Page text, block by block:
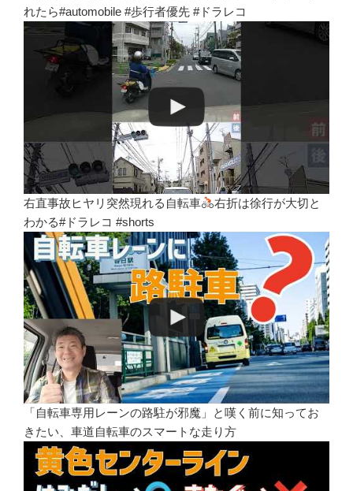
れたら#automobile #歩行者優先 #ドラレコ
右直事故ヒヤリ突然現れる自転車
右折は徐行が大切と
わかる#ドラレコ #shorts
「自転車専用レーンの路駐が邪魔」と嘆く前に知ってお
きたい、車道自転車のスマートな走り方